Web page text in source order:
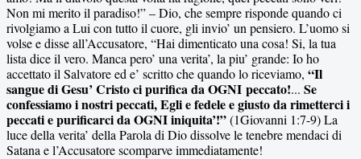
Non mi merito il paradiso!” – Dio, che sempre risponde quando ci
rivolgiamo a Lui con tutto il cuore, gli invio’ un pensiero. L’uomo si
volse e disse all’Accusatore, “Hai dimenticato una cosa! Si, la tua
lista dice il vero. Manca pero’ una verita’, la piu’ grande: Io ho
accettato il Salvatore ed e’ scritto che quando lo riceviamo, “Il
sangue di Gesu’ Cristo ci purifica da OGNI peccato!... Se
confessiamo i nostri peccati, Egli e fedele e giusto da rimetterci i
peccati e purificarci da OGNI iniquita’!”(1Giovanni 1:7-9) La
luce della verita’ della Parola di Dio dissolve le tenebre mendaci di
Satana e l’Accusatore scomparve immediatamente!